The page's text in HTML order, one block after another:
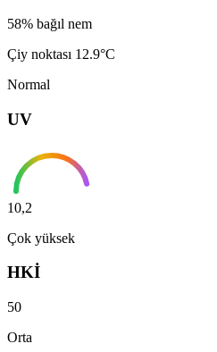
58% bağıl nem
Çiy noktası 12.9°C
Normal
UV
10,2
Çok yüksek
HKİ
50
Orta